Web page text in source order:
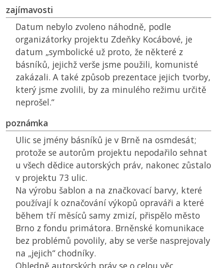
zajímavosti
Datum nebylo zvoleno náhodně, podle
organizátorky projektu Zdeňky Kocábové, je
datum „symbolické už proto, že některé z
básníků, jejichž verše jsme použili, komunisté
zakázali. A také způsob prezentace jejich tvorby,
který jsme zvolili, by za minulého režimu určitě
neprošel.“
poznámka
Ulic se jmény básníků je v Brně na osmdesát;
protože se autorům projektu nepodařilo sehnat
u všech dědice autorských práv, nakonec zůstalo
v projektu 73 ulic.
Na výrobu šablon a na značkovací barvy, které
používají k označování výkopů opraváři a které
během tří měsíců samy zmizí, přispělo město
Brno z fondu primátora. Brněnské komunikace
bez problémů povolily, aby se verše nasprejovaly
na „jejich“ chodníky.